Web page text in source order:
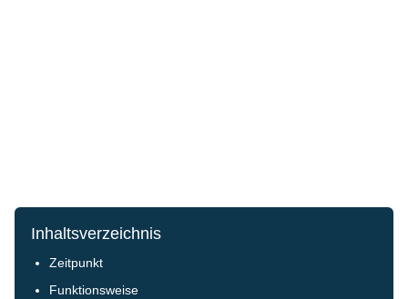
Inhaltsverzeichnis
Zeitpunkt
Funktionsweise